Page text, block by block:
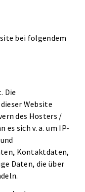
bei folgendem
Die
Website
des Hosters /
es sich v. a. um IP-
Kontaktdaten,
Daten, die über